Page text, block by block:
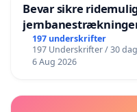
Bevar sikre
197 underskrifter
197 Underskrifter / 30
6 Aug 2026